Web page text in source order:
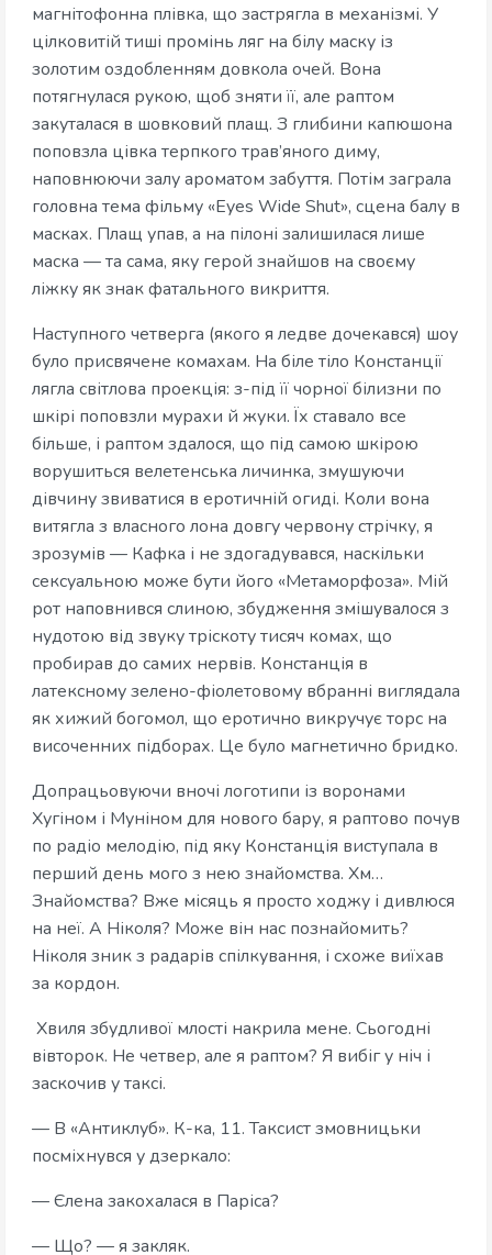
магнітофонна плівка, що застрягла в механізмі. У
цілковитій тиші промінь ляг на білу маску із
золотим оздобленням довкола очей. Вона
потягнулася рукою, щоб зняти її, але раптом
закуталася в шовковий плащ. З глибини капюшона
поповзла цівка терпкого трав’яного диму,
наповнюючи залу ароматом забуття. Потім заграла
головна тема фільму «Eyes Wide Shut», сцена балу в
масках. Плащ упав, а на пілоні залишилася лише
маска — та сама, яку герой знайшов на своєму
ліжку як знак фатального викриття.
Наступного четверга (якого я ледве дочекався) шоу
було присвячене комахам. На біле тіло Констанції
лягла світлова проекція: з-під її чорної білизни по
шкірі поповзли мурахи й жуки. Їх ставало все
більше, і раптом здалося, що під самою шкірою
ворушиться велетенська личинка, змушуючи
дівчину звиватися в еротичній огиді. Коли вона
витягла з власного лона довгу червону стрічку, я
зрозумів — Кафка і не здогадувався, наскільки
сексуальною може бути його «Метаморфоза». Мій
рот наповнився слиною, збудження змішувалося з
нудотою від звуку тріскоту тисяч комах, що
пробирав до самих нервів. Констанція в
латексному зелено-фіолетовому вбранні виглядала
як хижий богомол, що еротично викручує торс на
височенних підборах. Це було магнетично бридко.
Допрацьовуючи вночі логотипи із воронами
Хугіном і Муніном для нового бару, я раптово почув
по радіо мелодію, під яку Констанція виступала в
перший день мого з нею знайомства. Хм…
Знайомства? Вже місяць я просто ходжу і дивлюся
на неї. А Ніколя? Може він нас познайомить?
Ніколя зник з радарів спілкування, і схоже виїхав
за кордон.
Хвиля збудливої млості накрила мене. Сьогодні
вівторок. Не четвер, але я раптом? Я вибіг у ніч і
заскочив у таксі.
— В «Антиклуб». К-ка, 11. Таксист змовницьки
посміхнувся у дзеркало:
— Єлена закохалася в Паріса?
— Що? — я закляк.